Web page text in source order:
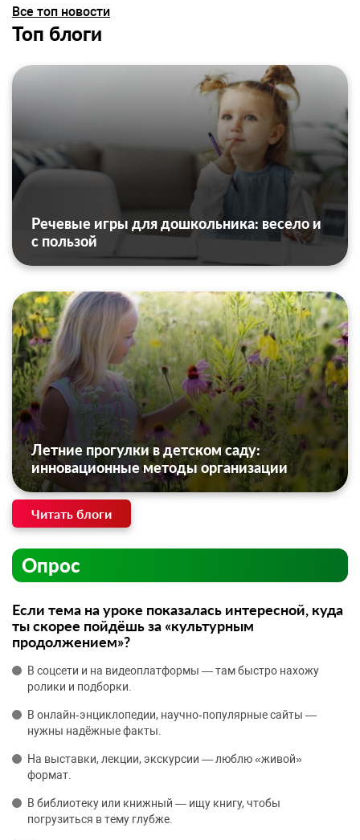
Все топ новости
Топ блоги
Речевые игры для дошкольника: весело и
с пользой
Летние прогулки в детском саду:
инновационные методы организации
Читать блоги
Опрос
Если тема на уроке показалась интересной, куда
ты скорее пойдёшь за «культурным
продолжением»?
В соцсети и на видеоплатформы — там быстро нахожу
ролики и подборки.
В онлайн‑энциклопедии, научно‑популярные сайты —
нужны надёжные факты.
На выставки, лекции, экскурсии — люблю «живой»
формат.
В библиотеку или книжный — ищу книгу, чтобы
погрузиться в тему глубже.